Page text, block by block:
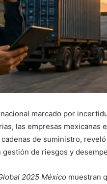
marcado por
las empresas mexicanas
de suministro,
gestión de riesgos y
2025 México muestran